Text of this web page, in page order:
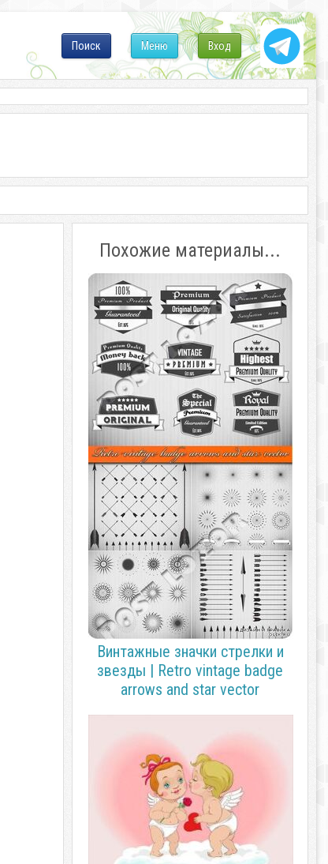
Вход
Меню
Поиск
Похожие материалы...
Винтажные значки стрелки и
звезды | Retro vintage badge
arrows and star vector